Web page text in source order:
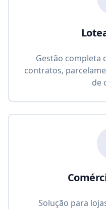
Gestão completa
contratos,
de
Solução para